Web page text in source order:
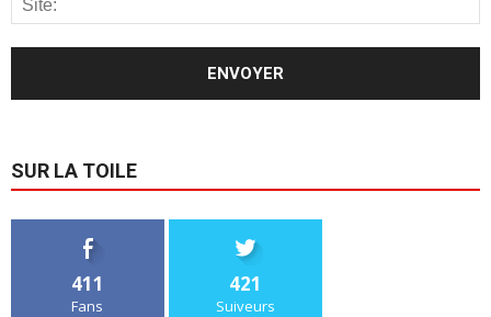
SUR LA TOILE
411
Fans
421
Suiveurs